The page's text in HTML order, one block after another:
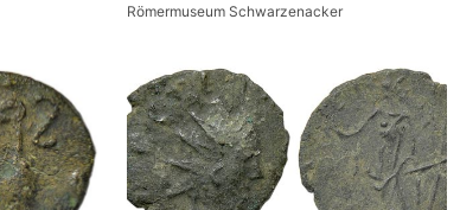
Römermuseum Schwarzenacker